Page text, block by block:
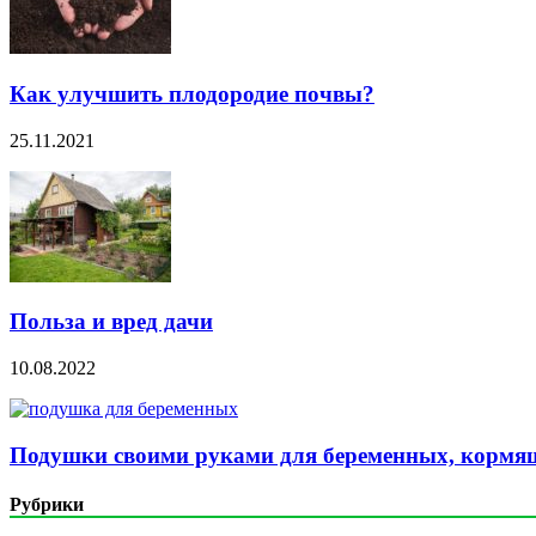
Как улучшить плодородие почвы?
25.11.2021
Польза и вред дачи
10.08.2022
Подушки своими руками для беременных,
Рубрики